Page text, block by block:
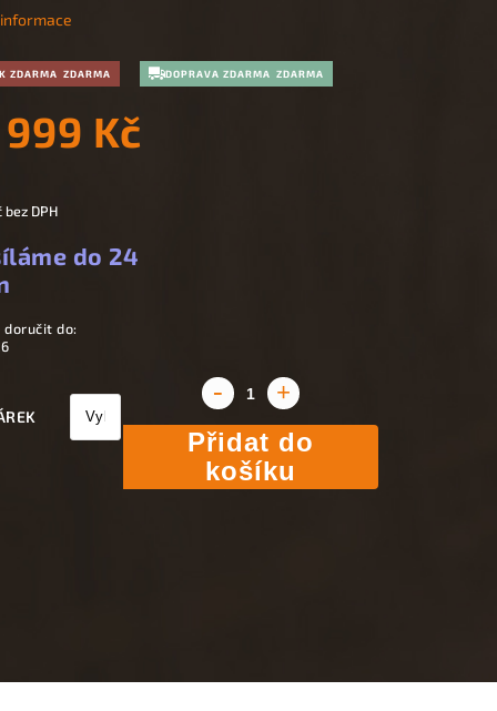
ZDARMA DOPRAVA ZDARMA
Kč
bez DPH
do 24
doručit do:
Přidat do
košíku